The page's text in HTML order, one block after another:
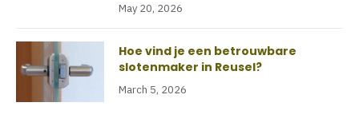
May 20, 2026
Hoe vind je een betrouwbare
slotenmaker in Reusel?
March 5, 2026